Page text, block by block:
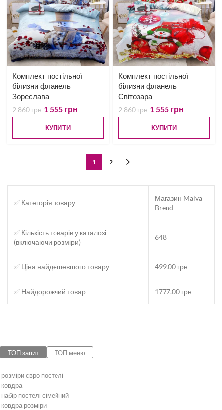
Комплект постільної
білизни фланель
Зореслава
2 860грн 1 555 грн
КУПИТИ
Комплект постільної
білизни фланель
Світозара
2 860грн 1 555 грн
КУПИТИ
1 2
✅ Категорія товару
Магазин Malva
Brend
✅ Кількість товарів у каталозі
(включаючи розміри)
648
✅ Ціна найдешевшого товару 499.00 грн
✅ Найдорожчий товар 1777.00 грн
ТОП запит ТОП меню
розміри євро постелі
ковдра
набір постелі сімейний
ковдра розміри